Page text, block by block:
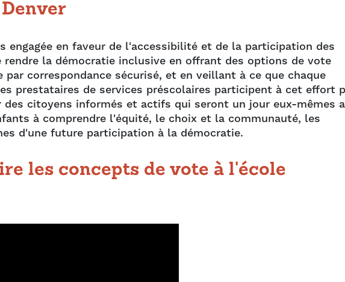
engagée en faveur de l'accessibilité et de la participation des
la démocratie inclusive en offrant des options de vote
correspondance sécurisé, et en veillant à ce que chaque
prestataires de services préscolaires participent à cet effort
citoyens informés et actifs qui seront un jour eux-mêmes
à comprendre l'équité, le choix et la communauté, les
d'une future participation à la démocratie.
les concepts de vote à l'école